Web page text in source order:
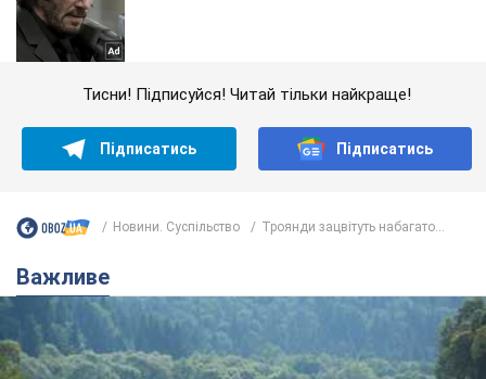
Тисни! Підписуйся! Читай тільки найкраще!
Підписатись Підписатись
Новини. Суспільство Троянди зацвітуть набагато...
Важливе